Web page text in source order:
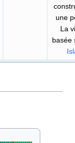
une
La
basée